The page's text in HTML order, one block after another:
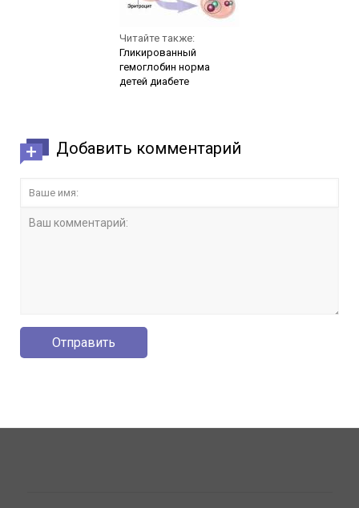
Читайте также:
Гликированный
гемоглобин норма
детей диабете
Добавить комментарий